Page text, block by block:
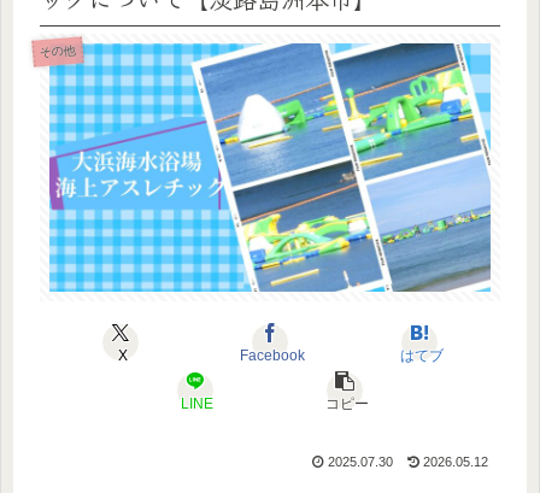
その他
X Facebook はてブ
LINE コピー
2025.07.30 2026.05.12